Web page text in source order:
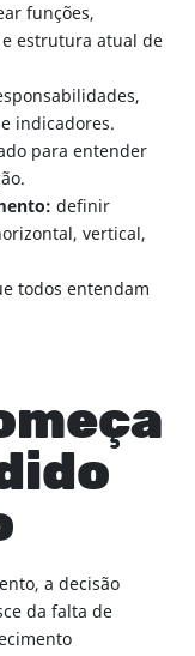
funções,
estrutura atual de
indicadores.
para entender
definir
vertical,
todos entendam
a decisão
da falta de